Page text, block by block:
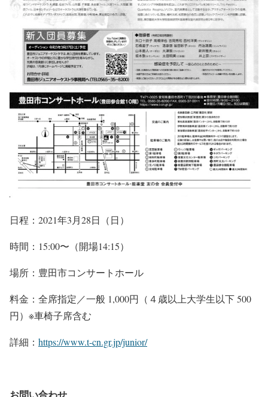
日程：2021年3月28日（日）
時間：15:00〜（開場14:15）
場所：豊田市コンサートホール
料金：全席指定／一般 1,000円（４歳以上大学生以下 500
円）※車椅子席含む
詳細： https://www.t-cn.gr.jp/junior/
お問い合わせ